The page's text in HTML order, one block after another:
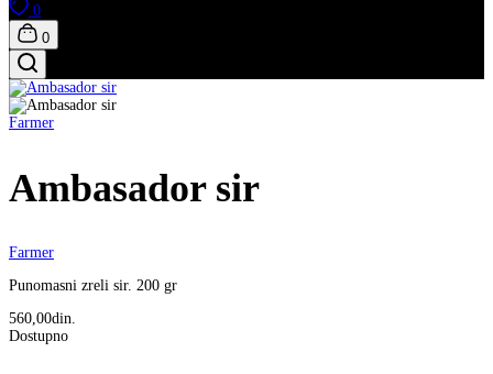
0
0
Farmer
Ambasador sir
Farmer
Punomasni zreli sir. 200 gr
560,00din.
Dostupno